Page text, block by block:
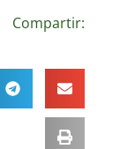
Compartir: